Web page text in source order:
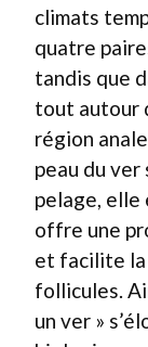
climats
quatre
tandis que
tout autour
région
peau du
pelage, elle
offre une
et facilite la
follicules.
un ver »